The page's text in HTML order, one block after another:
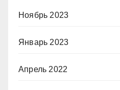
Ноябрь 2023
Январь 2023
Апрель 2022